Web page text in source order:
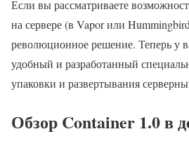
Если вы рассматриваете
на сервере (в Vapor или
революционное решение. Теперь у
удобный и разработанный
упаковки и развертывания
Обзор Container 1.0 в